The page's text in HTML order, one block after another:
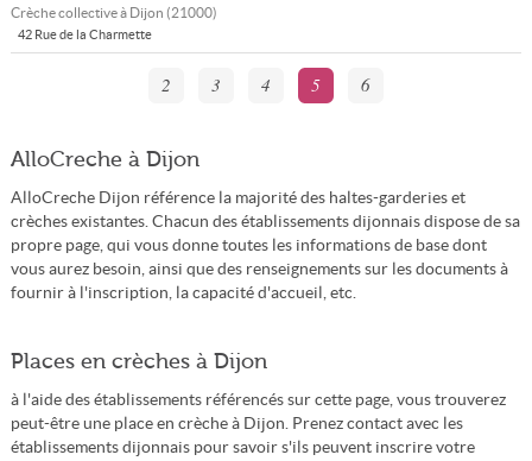
Crèche collective à Dijon (21000)
42 Rue de la Charmette
2 3 4 5 6
AlloCreche à Dijon
AlloCreche Dijon référence la majorité des haltes-garderies et
crèches existantes. Chacun des établissements dijonnais dispose de sa
propre page, qui vous donne toutes les informations de base dont
vous aurez besoin, ainsi que des renseignements sur les documents à
fournir à l'inscription, la capacité d'accueil, etc.
Places en crèches à Dijon
à l'aide des établissements référencés sur cette page, vous trouverez
peut-être une place en crèche à Dijon. Prenez contact avec les
établissements dijonnais pour savoir s'ils peuvent inscrire votre